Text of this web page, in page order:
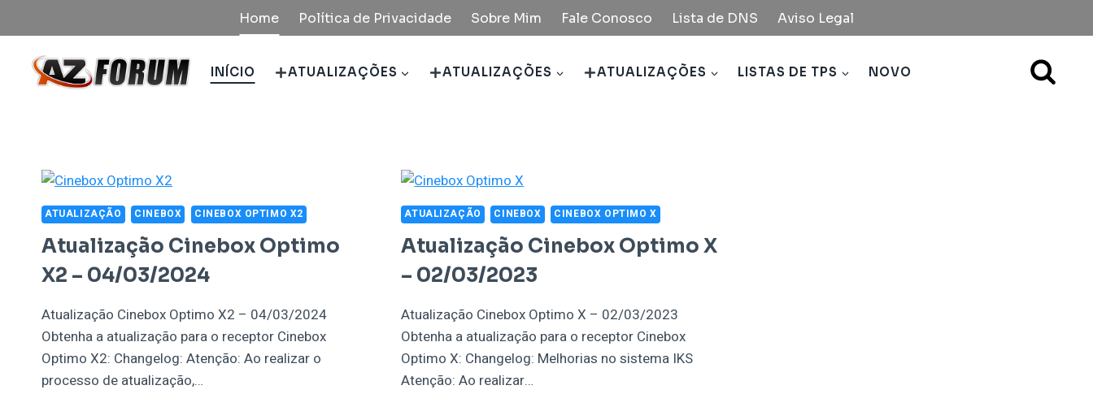
para
Conteúdo
Home Política de Privacidade Sobre Mim Fale Conosco Lista de DNS Aviso Legal
INÍCIO ATUALIZAÇÕES ATUALIZAÇÕES ATUALIZAÇÕES LISTAS DE TPS NOVO
ATUALIZAÇÃO CINEBOX CINEBOX OPTIMO X2
Atualização Cinebox Optimo
X2 – 04/03/2024
Atualização Cinebox Optimo X2 – 04/03/2024
Obtenha a atualização para o receptor Cinebox
Optimo X2: Changelog: Atenção: Ao realizar o
processo de atualização,…
ATUALIZAÇÃO CINEBOX CINEBOX OPTIMO X
Atualização Cinebox Optimo X
– 02/03/2023
Atualização Cinebox Optimo X – 02/03/2023
Obtenha a atualização para o receptor Cinebox
Optimo X: Changelog: Melhorias no sistema IKS
Atenção: Ao realizar…